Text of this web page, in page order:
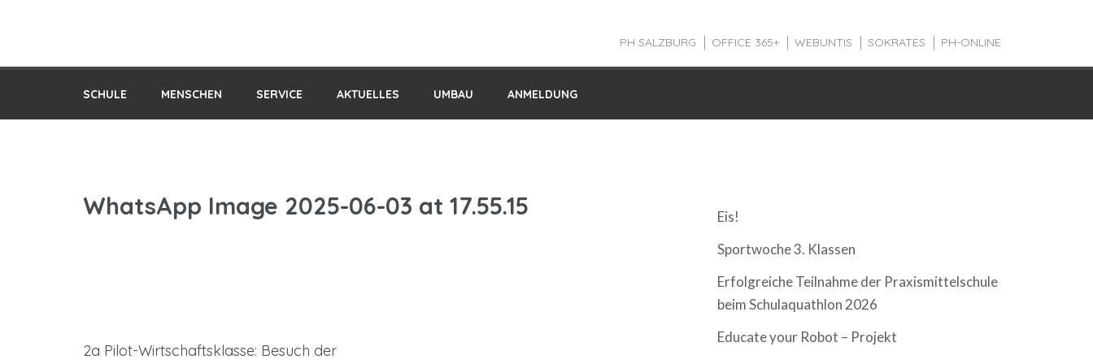
PH SALZBURG OFFICE 365+ WEBUNTIS SOKRATES PH-ONLINE
SCHULE MENSCHEN SERVICE AKTUELLES UMBAU ANMELDUNG
WhatsApp Image 2025-06-03 at 17.55.15
Beitragsnavigation
2a Pilot-Wirtschaftsklasse: Besuch der
Eis!
Sportwoche 3. Klassen
Erfolgreiche Teilnahme der Praxismittelschule
beim Schulaquathlon 2026
Educate your Robot – Projekt